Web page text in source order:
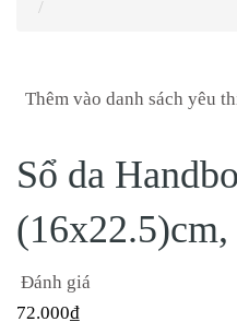
Thêm vào danh sách yêu
Sổ da
Đánh giá
72.000₫